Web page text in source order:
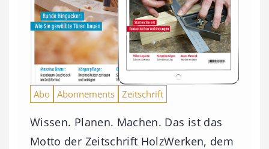
Abo Abonnements Zeitschrift
Wissen. Planen. Machen. Das ist das
Motto der Zeitschrift HolzWerken, dem